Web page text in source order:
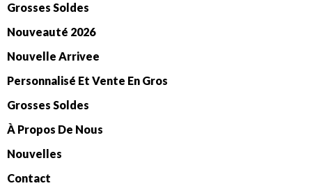
Grosses Soldes
Nouveauté 2026
Nouvelle Arrivee
Personnalisé Et Vente En Gros
Grosses Soldes
À Propos De Nous
Nouvelles
Contact